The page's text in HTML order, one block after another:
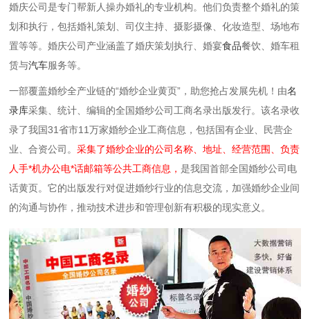
婚庆公司是专门帮新人操办婚礼的专业机构。他们负责整个婚礼的策
划和执行，包括婚礼策划、司仪主持、摄影摄像、化妆造型、场地布
置等等。婚庆公司产业涵盖了婚庆策划执行、婚宴食品餐饮‌、婚车租
赁与汽车服务‌等。
一部覆盖婚纱全产业链的“婚纱企业黄页”，助您抢占发展先机！由名
录库采集、统计、编辑的全国婚纱公司工商名录出版发行。该名录收
录了我国31省市11万家婚纱企业工商信息，包括国有企业、民营企
业、合资公司。采集了婚纱企业的公司名称、地址、经营范围、负责
人手*机办公电*话邮箱等公共工商信息，是我国首部全国婚纱公司电
话黄页。它的出版发行对促进婚纱行业的信息交流，加强婚纱企业间
的沟通与协作，推动技术进步和管理创新有积极的现实意义。